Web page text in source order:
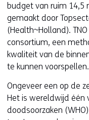
budget van ruim 14,5
gemaakt door
(Health~Holland).
consortium, een
kwaliteit van de
te kunnen voorspellen.
Ongeveer een op de
Het is wereldwijd één
doodsoorzaken